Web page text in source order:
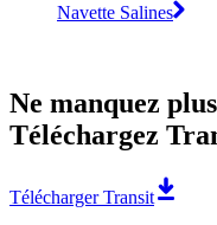
Navette Salines
Ne manquez
Téléchargez
Télécharger Transit